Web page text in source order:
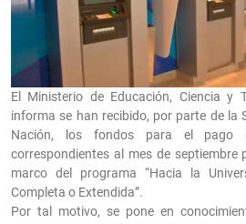
El Ministerio de Educación, Ciencia y
informa se han recibido, por parte de la
Nación, los fondos para el pago
correspondientes al mes de septiembre
marco del programa “Hacia la
Completa o Extendida”.
Por tal motivo, se pone en